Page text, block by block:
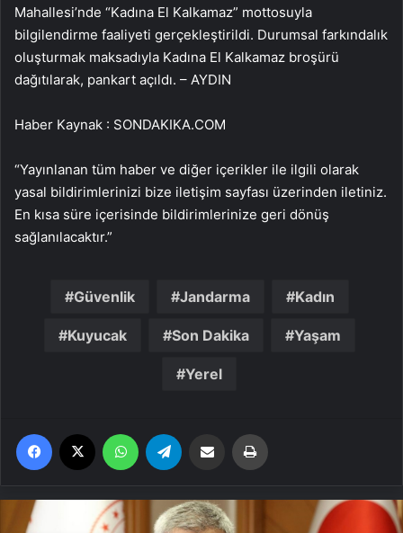
Mahallesi’nde “Kadına El Kalkamaz” mottosuyla
bilgilendirme faaliyeti gerçekleştirildi. Durumsal farkındalık
oluşturmak maksadıyla Kadına El Kalkamaz broşürü
dağıtılarak, pankart açıldı. – AYDIN
Haber Kaynak : SONDAKIKA.COM
“Yayınlanan tüm haber ve diğer içerikler ile ilgili olarak
yasal bildirimlerinizi bize iletişim sayfası üzerinden iletiniz.
En kısa süre içerisinde bildirimlerinize geri dönüş
sağlanılacaktır.”
Güvenlik Jandarma Kadın
Kuyucak Son Dakika Yaşam
Yerel
Facebook WhatsApp Email'den paylaş